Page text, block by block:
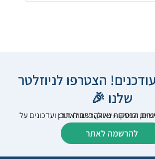
הצטרפו לניוזלטר
שלנו 🎉
רישום, הפסקות שיווק, כתבות תוכן ועדכונים על וובינרים וכנסים – נא להרשם לאתר:
להרשמה לאתר